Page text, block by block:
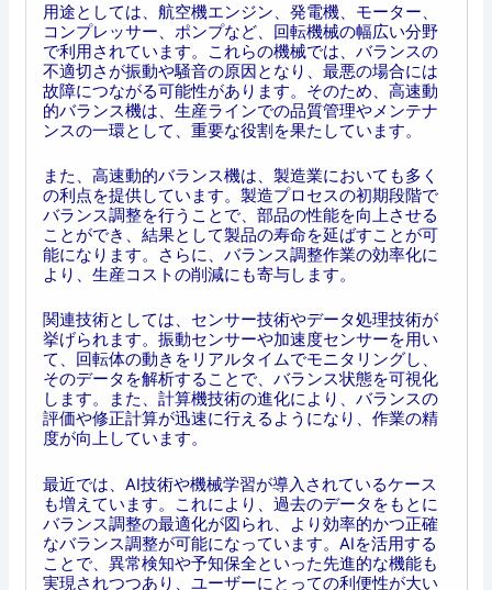
用途としては、航空機エンジン、発電機、モーター、
コンプレッサー、ポンプなど、回転機械の幅広い分野
で利用されています。これらの機械では、バランスの
不適切さが振動や騒音の原因となり、最悪の場合には
故障につながる可能性があります。そのため、高速動
的バランス機は、生産ラインでの品質管理やメンテナ
ンスの一環として、重要な役割を果たしています。
また、高速動的バランス機は、製造業においても多く
の利点を提供しています。製造プロセスの初期段階で
バランス調整を行うことで、部品の性能を向上させる
ことができ、結果として製品の寿命を延ばすことが可
能になります。さらに、バランス調整作業の効率化に
より、生産コストの削減にも寄与します。
関連技術としては、センサー技術やデータ処理技術が
挙げられます。振動センサーや加速度センサーを用い
て、回転体の動きをリアルタイムでモニタリングし、
そのデータを解析することで、バランス状態を可視化
します。また、計算機技術の進化により、バランスの
評価や修正計算が迅速に行えるようになり、作業の精
度が向上しています。
最近では、AI技術や機械学習が導入されているケース
も増えています。これにより、過去のデータをもとに
バランス調整の最適化が図られ、より効率的かつ正確
なバランス調整が可能になっています。AIを活用する
ことで、異常検知や予知保全といった先進的な機能も
実現されつつあり、ユーザーにとっての利便性が大い